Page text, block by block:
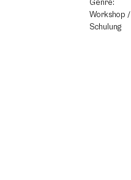
Genre:
Workshop /
Schulung